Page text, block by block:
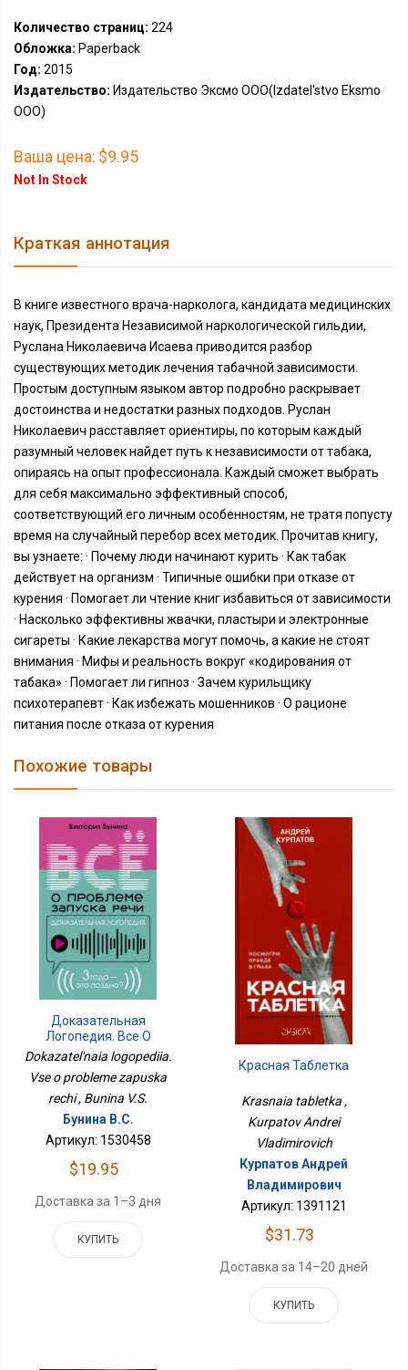
Количество страниц: 224
Обложка: Paperback
Год: 2015
Издательство: Издательство Эксмо ООО(Izdatel'stvo Eksmo
OOO)
Ваша цена: $9.95
Not In Stock
Краткая аннотация
В книге известного врача-нарколога, кандидата медицинских
наук, Президента Независимой наркологической гильдии,
Руслана Николаевича Исаева приводится разбор
существующих методик лечения табачной зависимости.
Простым доступным языком автор подробно раскрывает
достоинства и недостатки разных подходов. Руслан
Николаевич расставляет ориентиры, по которым каждый
разумный человек найдет путь к независимости от табака,
опираясь на опыт профессионала. Каждый сможет выбрать
для себя максимально эффективный способ,
соответствующий его личным особенностям, не тратя попусту
время на случайный перебор всех методик. Прочитав книгу,
вы узнаете: · Почему люди начинают курить · Как табак
действует на организм · Типичные ошибки при отказе от
курения · Помогает ли чтение книг избавиться от зависимости
· Насколько эффективны жвачки, пластыри и электронные
сигареты · Какие лекарства могут помочь, а какие не стоят
внимания · Мифы и реальность вокруг «кодирования от
табака» · Помогает ли гипноз · Зачем курильщику
психотерапевт · Как избежать мошенников · О рационе
питания после отказа от курения
Похожие товары
Доказательная
Логопедия. Все О
Проблеме Запуска Речи
Dokazatel'naia logopediia.
Vse o probleme zapuska
rechi , Bunina V.S.
Бунина В.С.
Артикул: 1530458
$19.95
Доставка за 1–3 дня
КУПИТЬ
Красная Таблетка
Krasnaia tabletka ,
Kurpatov Andrei
Vladimirovich
Курпатов Андрей
Владимирович
Артикул: 1391121
$31.73
Доставка за 14–20 дней
КУПИТЬ